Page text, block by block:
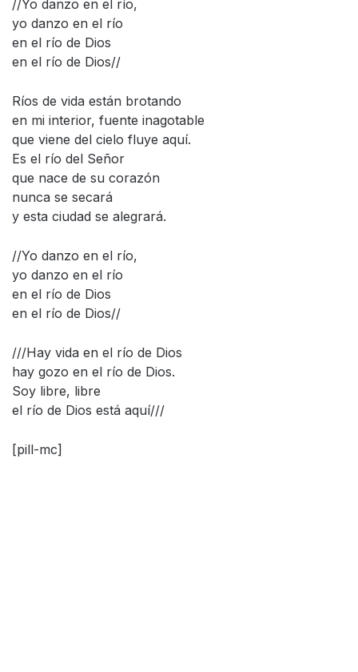
//Yo danzo en el río,
yo danzo en el río
en el río de Dios
en el río de Dios//
Ríos de vida están brotando
en mi interior, fuente inagotable
que viene del cielo fluye aquí.
Es el río del Señor
que nace de su corazón
nunca se secará
y esta ciudad se alegrará.
//Yo danzo en el río,
yo danzo en el río
en el río de Dios
en el río de Dios//
///Hay vida en el río de Dios
hay gozo en el río de Dios.
Soy libre, libre
el río de Dios está aquí///
[pill-mc]